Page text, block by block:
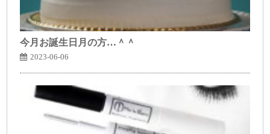
今月お誕生日月の方…＾＾
2023-06-06